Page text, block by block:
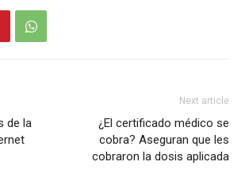
de la
Next article
¿El certificado médico se
cobra? Aseguran que les
cobraron la dosis aplicada